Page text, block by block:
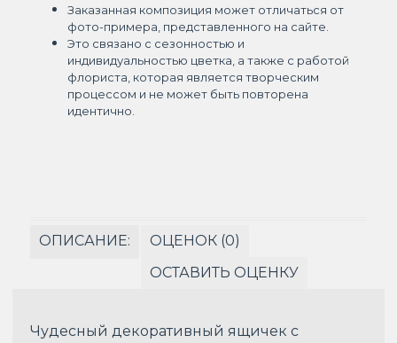
Заказанная композиция может отличаться от
фото-примера, представленного на сайте.
Это связано с сезонностью и
индивидуальностью цветка, а также с работой
флориста, которая является творческим
процессом и не может быть повторена
идентично.
ОПИСАНИЕ:
ОЦЕНОК (0)
ОСТАВИТЬ ОЦЕНКУ
Чудесный декоративный ящичек с